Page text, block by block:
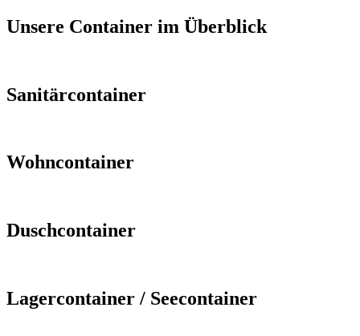
Unsere Container im Überblick
Sanitärcontainer
Wohncontainer
Duschcontainer
Lagercontainer / Seecontainer